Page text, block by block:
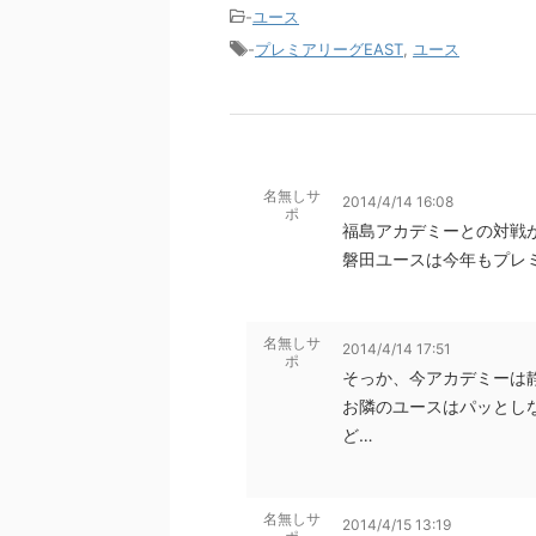
-ユース
-プレミアリーグEAST ユース
名無しサ
ポ
2014/4/14 16:08
福島アカデミーとの対戦
磐田ユースは今年もプレ
名無しサ
ポ
2014/4/14 17:51
そっか、今アカデミーは
お隣のユースはパッとし
ど…
名無しサ
2014/4/15 13:19